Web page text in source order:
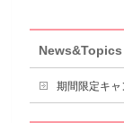
News&Topics
期間限定キャ